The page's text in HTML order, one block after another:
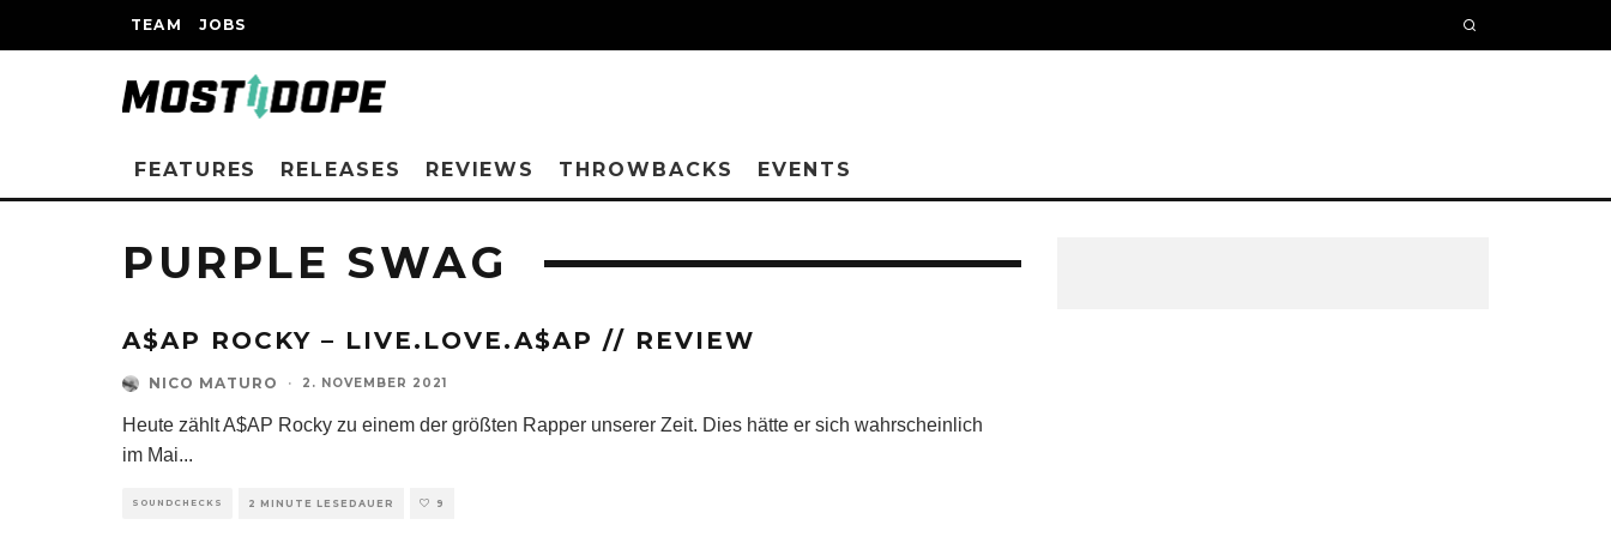
TEAM JOBS
FEATURES RELEASES REVIEWS THROWBACKS EVENTS
PURPLE SWAG
A$AP ROCKY – LIVE.LOVE.A$AP // REVIEW
NICO MATURO · 2. NOVEMBER 2021
Heute zählt A$AP Rocky zu einem der größten Rapper unserer Zeit. Dies hätte er sich wahrscheinlich
im Mai...
SOUNDCHECKS 2 MINUTE LESEDAUER 9